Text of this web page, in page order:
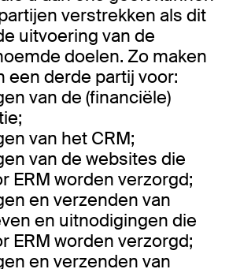
verstrekken als dit
uitvoering van de
doelen. Zo maken
een derde partij voor:
van de (financiële)
van het CRM;
van de websites die
ERM worden verzorgd;
en verzenden van
en uitnodigingen die
ERM worden verzorgd;
en verzenden van